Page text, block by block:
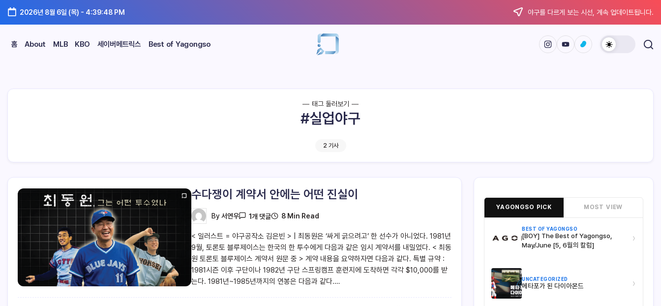
2026년 8월 6일 (목) - 4:39:49 PM 야구를 다르게 보는 시선, 계속 업데이트됩니다.
홈 About MLB KBO 세이버메트릭스 Best of Yagongso
태그 둘러보기
#실업야구
2 기사
수다쟁이 계약서 안에는 어떤 진실이
By 서연우 1개 댓글 8 Min Read
< 일러스트 = 야구공작소 김은빈 > | 최동원은 ‘싸게 긁으려고’ 한 선수가 아니었다. 1981년
9월, 토론토 블루제이스는 한국의 한 투수에게 다음과 같은 임시 계약서를 내밀었다. < 최동
원 토론토 블루제이스 계약서 원문 중 > 계약 내용을 요약하자면 다음과 같다. 특별 규약 :
1981시즌 이후 구단이나 1982년 구단 스프링캠프 훈련지에 도착하면 각각 $10,000를 받
는다. 1981년~1985년까지의 연봉은 다음과 같다.…
YAGONGSO PICK MOST VIEW
BEST OF YAGONGSO
[BOY] The Best of Yagongso,
May/June [5, 6월의 칼럼]
›
UNCATEGORIZED
메타포가 된 다이아몬드 ›